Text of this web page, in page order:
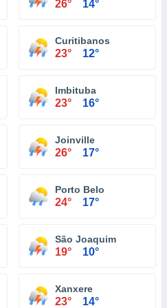
26° 14°
Curitibanos
23° 12°
Imbituba
23° 16°
Joinville
26° 17°
Porto Belo
24° 17°
São Joaquim
19° 10°
Xanxere
23° 14°